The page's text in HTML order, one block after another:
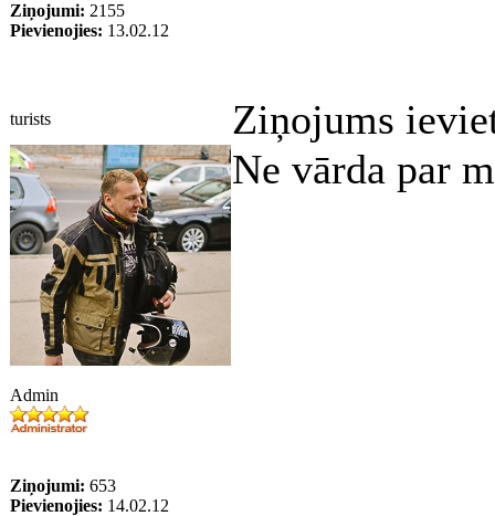
Ziņojumi: 2155
Pievienojies: 13.02.12
turists Ziņojums
Admin
Ziņojumi: 653
Pievienojies: 14.02.12
Ne vārda par